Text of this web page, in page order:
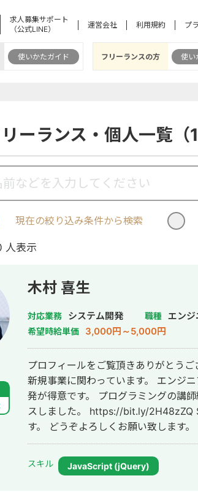
求人募集サポート
（公式LINE）
運営会社 利用規約 プ
使いかたガイド フリーランスの方 使い
ーランス・個人一覧（
現在の絞り込み条件から検索
人表示
木村 喜生
対応業務 システム開発 職種 エンジ
希望時給単価 3,000円～5,000円
プロフィールをご覧頂きありがとうございます。 新卒入社の
新規事業に関わっています。 エンジ
発が得意です。 プログラミングの講師経験もあります。先日一つ講座をリリー
スしました。 https://bit.ly/2H48zZQ ServiceNowについても経験がありま
す。 どうぞよろしくお願い致します。
スキル JavaScript (jQuery)